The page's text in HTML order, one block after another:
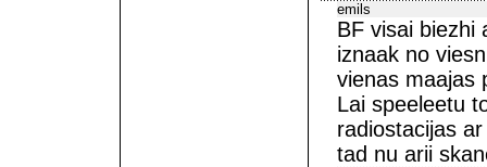
emils
BF visai biezhi
iznaak no
vienas maajas
Lai speeleetu
radiostacijas
tad nu arii